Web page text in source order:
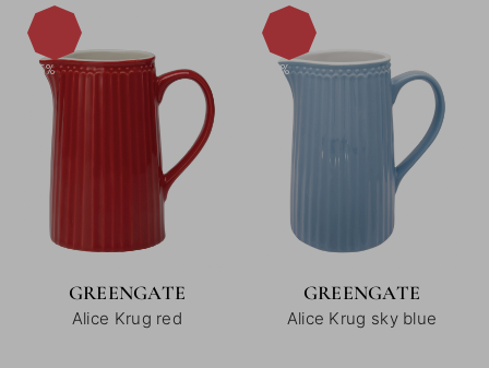
-15%
GREENGATE
Alice Krug red
-15%
GREENGATE
Alice Krug sky blue